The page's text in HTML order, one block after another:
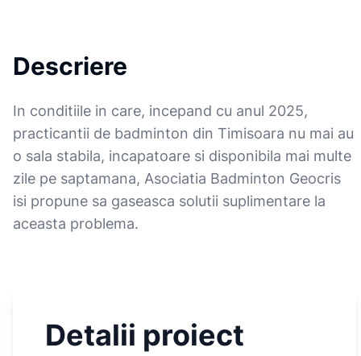
Descriere
In conditiile in care, incepand cu anul 2025,
practicantii de badminton din Timisoara nu mai au
o sala stabila, incapatoare si disponibila mai multe
zile pe saptamana, Asociatia Badminton Geocris
isi propune sa gaseasca solutii suplimentare la
aceasta problema.
Detalii proiect